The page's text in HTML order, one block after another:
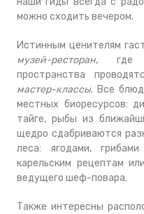
можно сходить вечером.
Истинным ценителям
музей-ресторан, где в
пространства
мастер-классы. Все
местных биоресурсов:
тайге, рыбы из
щедро сдабриваются
леса: ягодами,
карельским рецептам
ведущего шеф-повара.
Также интересны